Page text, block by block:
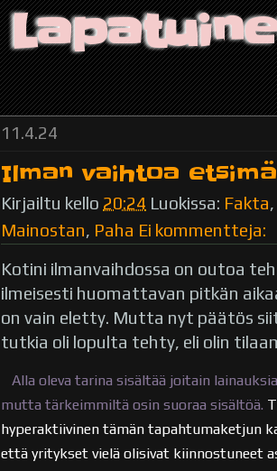
11.4.24
Ilman vaihtoa
Kirjailtu kello 20:24 Luokissa: Fakta,
Mainostan, Paha Ei kommentteja:
Kotini ilmanvaihdossa on outoa
ilmeisesti huomattavan pitkän
on vain eletty. Mutta nyt päätös
tutkia oli lopulta tehty, eli olin
Alla oleva tarina sisältää joitain
mutta tärkeimmiltä osin suoraa sisältöä.
hyperaktiivinen tämän tapahtumaketjun
että yritykset vielä olisivat kiinnostuneet